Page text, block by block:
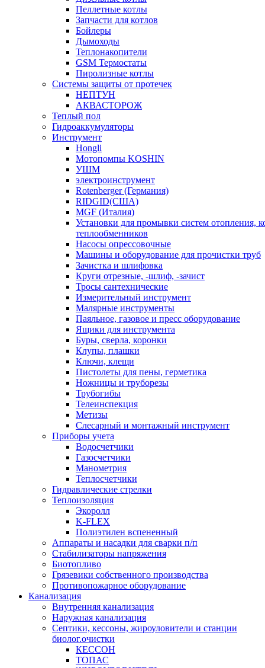
Пеллетные котлы
Запчасти для котлов
Бойлеры
Дымоходы
Теплонакопители
GSM Термостаты
Пиролизные котлы
Системы защиты от протечек
НЕПТУН
АКВАСТОРОЖ
Теплый пол
Гидроаккумуляторы
Инструмент
Hongli
Мотопомпы KOSHIN
УШМ
электроинструмент
Rotenberger (Германия)
RIDGID(США)
MGF (Италия)
Установки для промывки систем отопления,
теплообменников
Насосы опрессовочные
Машины и оборудование для прочистки труб
Зачистка и шлифовка
Круги отрезные, -шлиф, -зачист
Тросы сантехнические
Измерительный инструмент
Малярные инструменты
Паяльное, газовое и пресс оборудование
Ящики для инструмента
Буры, сверла, коронки
Клупы, плашки
Ключи, клещи
Пистолеты для пены, герметика
Ножницы и труборезы
Трубогибы
Телеинспекция
Метизы
Слесарный и монтажный инструмент
Приборы учета
Водосчетчики
Газосчетчики
Манометрия
Теплосчетчики
Гидравлические стрелки
Теплоизоляция
Экоролл
K-FLEX
Полиэтилен вспененный
Аппараты и насадки для сварки п/п
Стабилизаторы напряжения
Биотопливо
Грязевики собственного производства
Противопожарное оборудование
Канализация
Внутренняя канализация
Наружная канализация
Септики, кессоны, жироуловители и станции
биолог.очистки
КЕССОН
ТОПАС